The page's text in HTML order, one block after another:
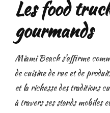
Les food
gourmands
Miami Beach s'affirme
de cuisine de rue et de
et la richesse des traditions
à travers ses stands mobiles